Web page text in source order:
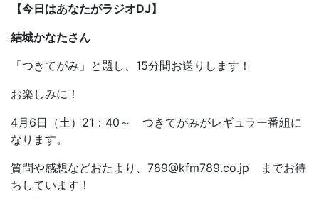
【今日はあなたがラジオDJ】
結城かなたさん
「つきてがみ」と題し、15分間お送りします！
お楽しみに！
4月6日（土）21：40～ つきてがみがレギュラー番組に
なります。
質問や感想などおたより、789@kfm789.co.jp までお待
ちしています！